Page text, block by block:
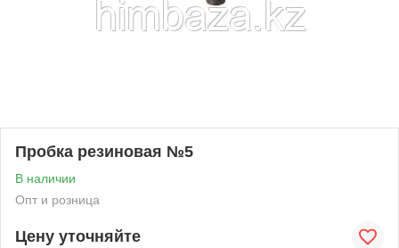
Пробка резиновая №5
В наличии
Опт и розница
Цену уточняйте